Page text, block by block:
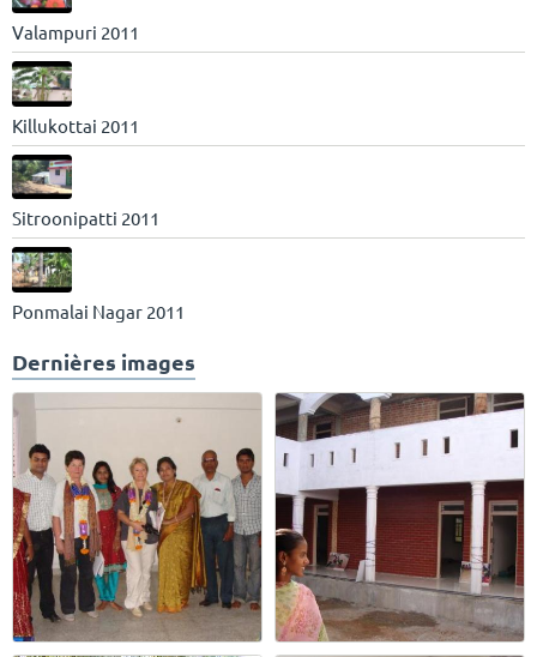
Valampuri 2011
Killukottai 2011
Sitroonipatti 2011
Ponmalai Nagar 2011
Dernières images